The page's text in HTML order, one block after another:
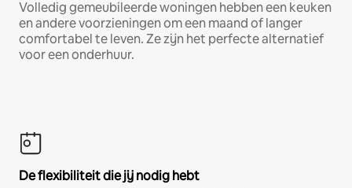
Volledig gemeubileerde woningen hebben een keuken
en andere voorzieningen om een maand of langer
comfortabel te leven. Ze zijn het perfecte alternatief
voor een onderhuur.
De flexibiliteit die jij nodig hebt